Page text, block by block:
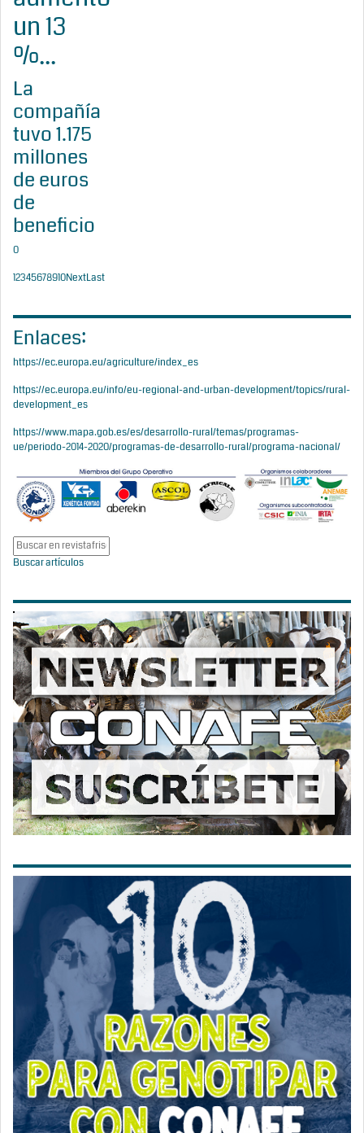
un 13
%...
La
compañía
tuvo 1.175
millones
de euros
de
beneficio
0
12345678910NextLast
Enlaces:
https://ec.europa.eu/agriculture/index_es
https://ec.europa.eu/info/eu-regional-and-urban-development/topics/rural-
development_es
https://www.mapa.gob.es/es/desarrollo-rural/temas/programas-
ue/periodo-2014-2020/programas-de-desarrollo-rural/programa-nacional/
Buscar artículos